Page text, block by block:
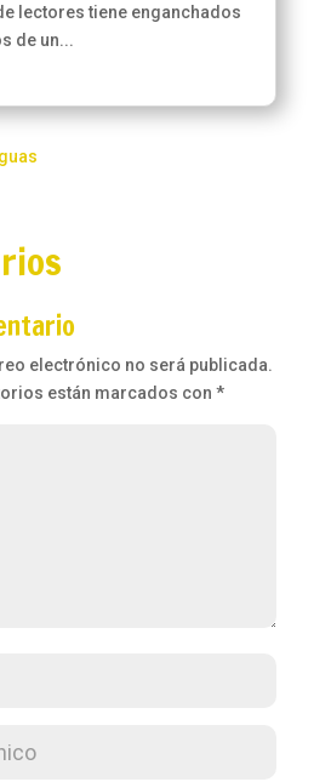
lectores tiene enganchados
de un...
electrónico no será publicada.
están marcados con *